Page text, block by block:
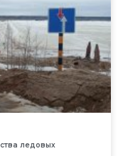
ледовых